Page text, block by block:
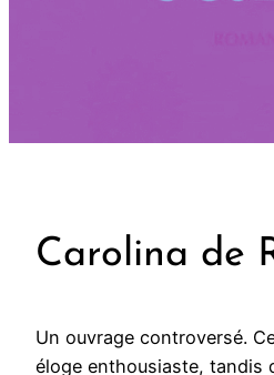
Carolina de
Un ouvrage controversé.
éloge enthousiaste, tandis